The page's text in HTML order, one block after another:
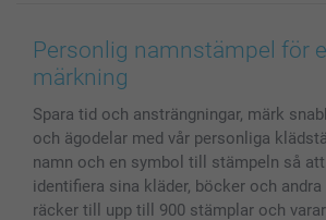
Bilder, Fotoförstoring & Fotohäften
Skal till Mobil & Surfplatta
Fotoalmanackor & Fotoagenda
Fotoramar & Tillbehör
Presentkort
Alla fotoprodukter
Cookie Policy
Sitemap
Investor Relations
smartgaranti
smartbonus
Status på beställningar
Personlig namnstämpel för
märkning
Spara tid och ansträngningar, märk
och ägodelar med vår personliga
namn och en symbol till stämpeln så
identifiera sina kläder, böcker och
räcker till upp till 900 stämplar och